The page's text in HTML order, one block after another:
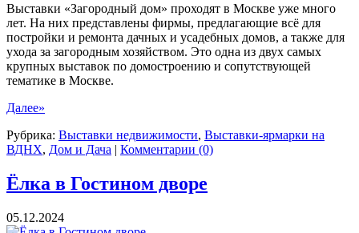
Выставки «Загородный дом» проходят в Москве уже много
лет. На них представлены фирмы, предлагающие всё для
постройки и ремонта дачных и усадебных домов, а также для
ухода за загородным хозяйством. Это одна из двух самых
крупных выставок по домостроению и сопутствующей
тематике в Москве.
Далее»
Рубрика: Выставки недвижимости, Выставки-ярмарки на
ВДНХ, Дом и Дача | Комментарии (0)
Ёлка в Гостином дворе
05.12.2024